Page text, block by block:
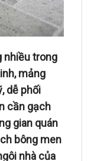
nhiều trong
mảng
dễ phối
cần gạch
gian quán
bông men
nhà của